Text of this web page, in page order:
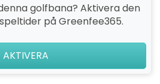
golfbana? Aktivera den
på Greenfee365.
AKTIVERA